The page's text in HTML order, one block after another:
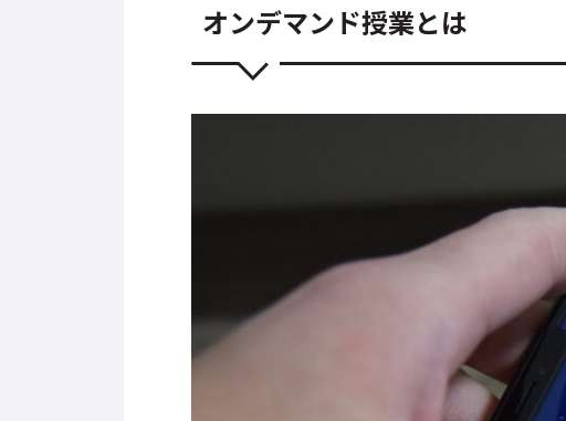
オンデマンド授業とは